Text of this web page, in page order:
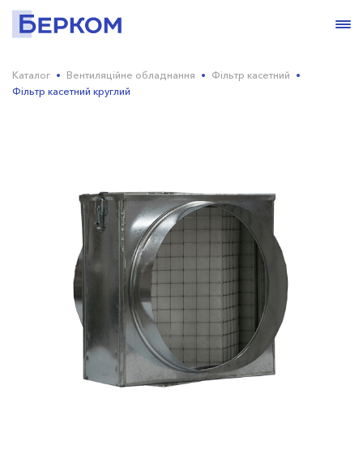
Каталог Вентиляційне обладнання
Фільтр касетний
Фільтр касетний круглий